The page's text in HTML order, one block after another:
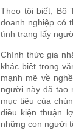
Theo tôi biết, Bộ
doanh nghiệp có
tình trạng lấy
Chính thức gia
khác biệt trong
mạnh mẽ về
người này đã tạo
mục tiêu của
điều kiện thuận
những con người